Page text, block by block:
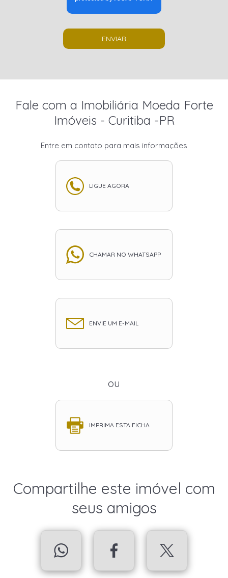
ENVIAR
Fale com a Imobiliária Moeda Forte
Imóveis - Curitiba -PR
Entre em contato para mais informações
LIGUE AGORA
CHAMAR NO WHATSAPP
ENVIE UM E-MAIL
ou
IMPRIMA ESTA FICHA
Compartilhe este imóvel com
seus amigos